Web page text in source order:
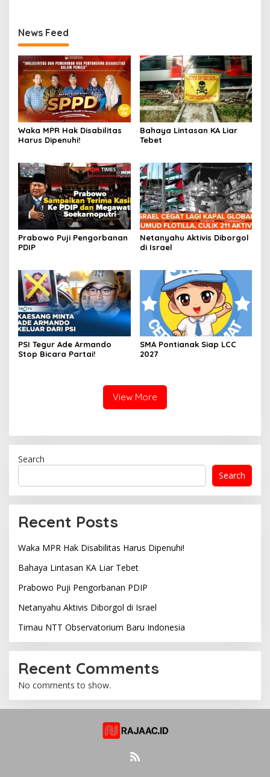
News Feed
Waka MPR Hak Disabilitas
Harus Dipenuhi!
Bahaya Lintasan KA Liar
Tebet
Prabowo Puji Pengorbanan
PDIP
Netanyahu Aktivis Diborgol
di Israel
PSI Tegur Ade Armando
Stop Bicara Partai!
SMA Pontianak Siap LCC
2027
View More
Search
Search
Recent Posts
Waka MPR Hak Disabilitas Harus Dipenuhi!
Bahaya Lintasan KA Liar Tebet
Prabowo Puji Pengorbanan PDIP
Netanyahu Aktivis Diborgol di Israel
Timau NTT Observatorium Baru Indonesia
Recent Comments
No comments to show.